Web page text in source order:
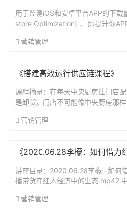
用于监测iOS和安卓平台APP的下
store Optimization) ， 即提升你
营销管理
《搭建高效运行供应链课程》
课程摘录：在每天中央厨房往门店
是卸货。门店不可能像中央厨房那
数...营销管理
《2020.06.28李檬：如何借力
讲座目录：2020.06.28李檬--如何
播带货在红人经济中的生态.mp42.
营销管理